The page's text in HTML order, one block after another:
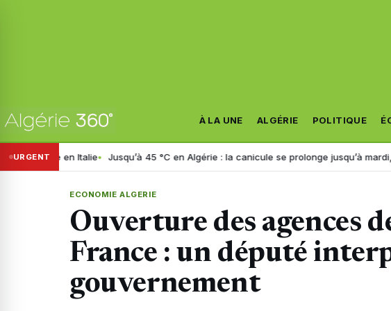
À LA UNE ALGÉRIE POLITIQUE
URGENT
en Italie Jusqu’à 45 °C en Algérie : la canicule se prolonge jusqu’à mardi, voici les
ECONOMIE ALGERIE
Ouverture des agences
France : un député
gouvernement